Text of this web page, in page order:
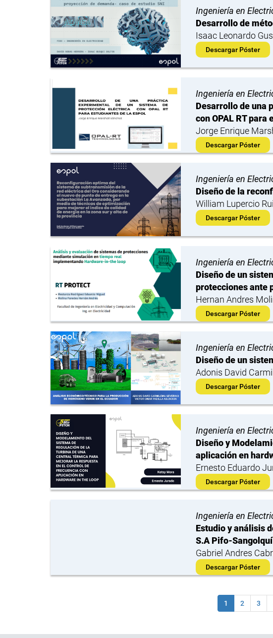
Ingeniería en
Desarrollo de
Isaac Leonardo
Descargar Póster
Ingeniería en
Desarrollo de una
con OPAL RT para
Jorge Enrique
Descargar Póster
Ingeniería en
Diseño de la
William Lupercio
Descargar Póster
Ingeniería en
Diseño de un
protecciones ante
Hernan Andres
Descargar Póster
Ingeniería en
Diseño de un
Adonis David
Descargar Póster
Ingeniería en
Diseño y
aplicación en
Ernesto Eduardo
Descargar Póster
Ingeniería en
Estudio y análisis
S.A Pifo-Sangolquí
Gabriel Andres
Descargar Póster
1 2 3